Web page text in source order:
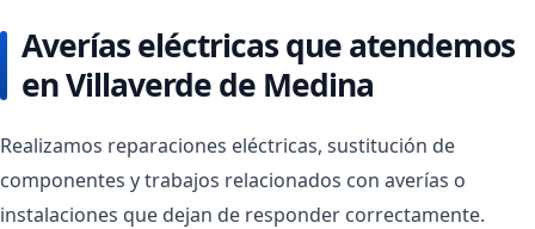
Averías eléctricas que atendemos
en Villaverde de Medina
Realizamos reparaciones eléctricas, sustitución de
componentes y trabajos relacionados con averías o
instalaciones que dejan de responder correctamente.